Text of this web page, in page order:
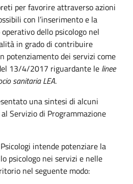
per favorire attraverso azioni
con l’inserimento e la
dello psicologo nel
in grado di contribuire
potenziamento dei servizi come
13/4/2017 riguardante le linee
sanitaria LEA.
una sintesi di alcuni
Servizio di Programmazione
intende potenziare la
psicologo nei servizi e nelle
nel seguente modo: